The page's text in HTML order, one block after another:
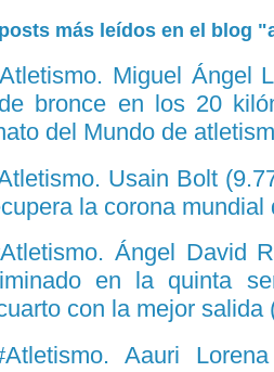
más leídos en el blog
Miguel Ángel
bronce en los 20
del Mundo de
Usain Bolt
la corona mundial
Ángel David
en la quinta
con la mejor salida
Aauri